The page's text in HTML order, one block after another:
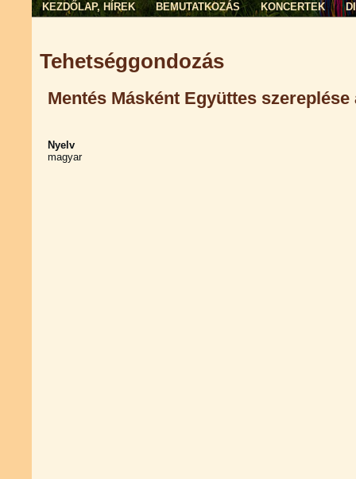
KEZDŐLAP, HÍREK BEMUTATKOZÁS KONCERTEK
Tehetséggondozás
Mentés Másként Együttes
Nyelv
magyar